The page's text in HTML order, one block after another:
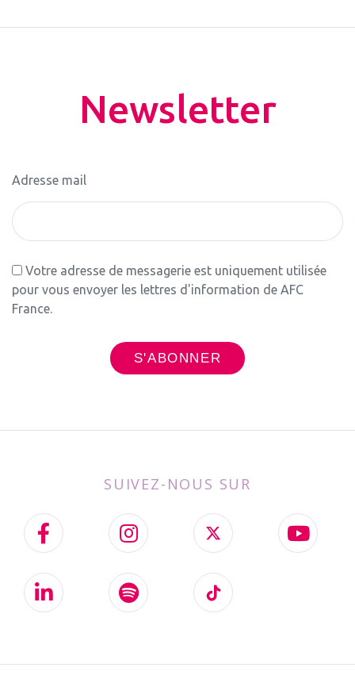
Newsletter
Adresse mail
Votre adresse de messagerie est uniquement utilisée
pour vous envoyer les lettres d'information de AFC
France.
SUIVEZ-NOUS SUR